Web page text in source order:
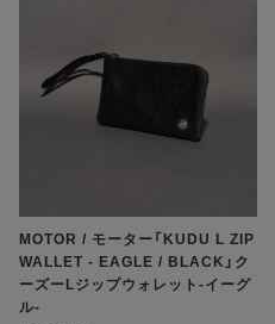
MOTOR / モーター「KUDU L ZIP
WALLET - EAGLE / BLACK」ク
ーズーLジップウォレット-イーグ
ル-